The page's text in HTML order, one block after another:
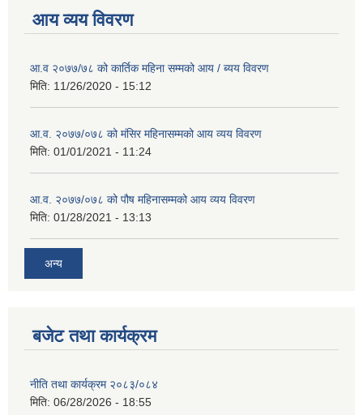
आय व्यय विवरण
आ.व २०७७/७८ को कार्तिक महिना सम्मको आय / ब्यय विवरण
मिति: 11/26/2020 - 15:12
आ.व. २०७७/०७८ को मंसिर महिनासम्मको आय व्यय विवरण
मिति: 01/01/2021 - 11:24
आ.व. २०७७/०७८ को पौष महिनासम्मको आय व्यय विवरण
मिति: 01/28/2021 - 13:13
अन्य
बजेट तथा कार्यक्रम
नीति तथा कार्यक्रम २०८३/०८४
मिति: 06/28/2026 - 18:55